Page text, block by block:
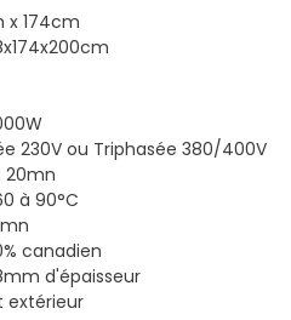
x 174cm
230V ou Triphasée 380/400V
20mn
à 90°C
canadien
d'épaisseur
extérieur